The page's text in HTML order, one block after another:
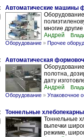
Автоматические машины
многие
Андрей
Оборудование » Прочее
Автоматическая
полотна,
дату
Андрей
Оборудование » Упаковочное
Тоннельные
Тоннельные
выпечки
режиме,